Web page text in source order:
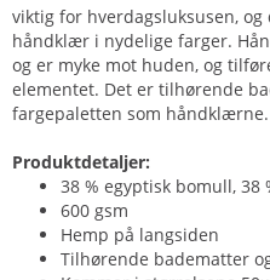
viktig for hverdagsluksusen,
håndklær i nydelige farger.
og er myke mot huden, og
elementet. Det er tilhørende
fargepaletten som håndklærne.
Produktdetaljer:
38 % egyptisk bomull, 38
600 gsm
Hemp på langsiden
Tilhørende badematter